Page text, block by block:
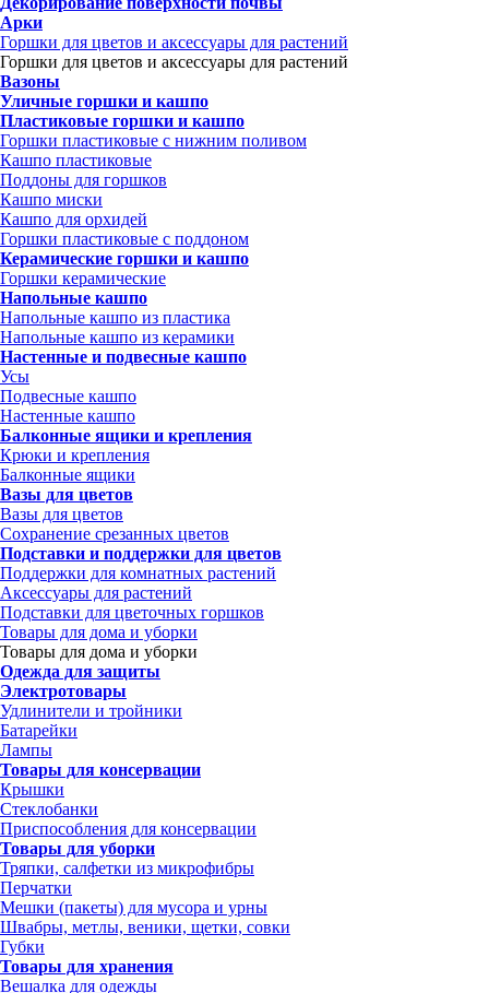
Арки
Горшки для цветов и аксессуары для растений
Горшки для цветов и аксессуары для растений
Вазоны
Уличные горшки и кашпо
Пластиковые горшки и кашпо
Горшки пластиковые с нижним поливом
Кашпо пластиковые
Поддоны для горшков
Кашпо миски
Кашпо для орхидей
Горшки пластиковые с поддоном
Керамические горшки и кашпо
Горшки керамические
Напольные кашпо
Напольные кашпо из пластика
Напольные кашпо из керамики
Настенные и подвесные кашпо
Усы
Подвесные кашпо
Настенные кашпо
Балконные ящики и крепления
Крюки и крепления
Балконные ящики
Вазы для цветов
Вазы для цветов
Сохранение срезанных цветов
Подставки и поддержки для цветов
Поддержки для комнатных растений
Аксессуары для растений
Подставки для цветочных горшков
Товары для дома и уборки
Товары для дома и уборки
Одежда для защиты
Электротовары
Удлинители и тройники
Батарейки
Лампы
Товары для консервации
Крышки
Стеклобанки
Приспособления для консервации
Товары для уборки
Тряпки, салфетки из микрофибры
Перчатки
Мешки (пакеты) для мусора и урны
Швабры, метлы, веники, щетки, совки
Губки
Товары для хранения
Вешалка для одежды